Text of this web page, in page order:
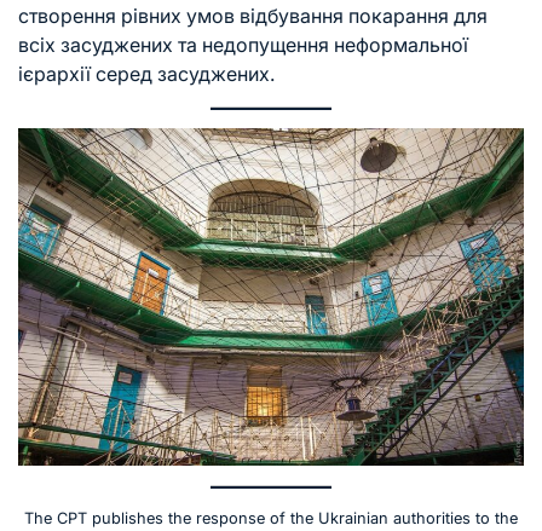
створення рівних умов відбування покарання для
всіх засуджених та недопущення неформальної
ієрархії серед засуджених.
The CPT publishes the response of the Ukrainian authorities to the